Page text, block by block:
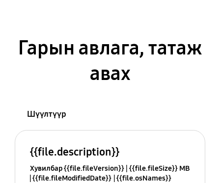
Гарын авлага, татаж
авах
Шүүлтүүр
{{file.description}}
Хувилбар {{file.fileVersion}} {{file.fileSize}} MB
{{file.fileModifiedDate}} {{file.osNames}}